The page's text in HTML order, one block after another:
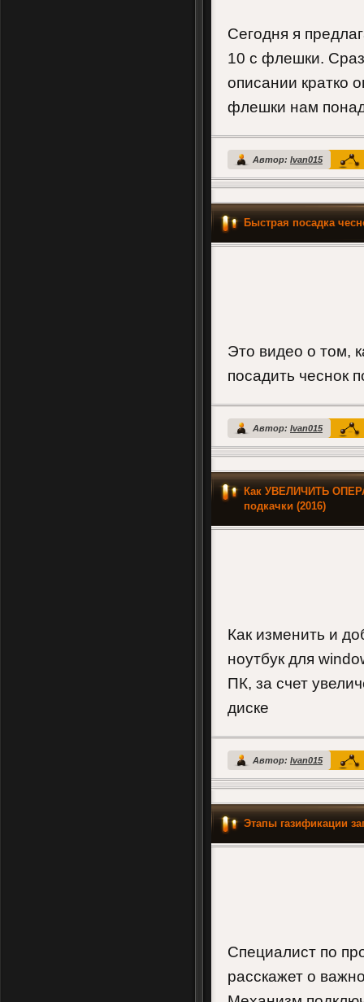
Сегодня я
10 с флешки.
описании кратко
флешки нам
Автор: Ivan015
Быстрая посадка
Это видео о том,
посадить чеснок
Автор: Ivan015
Как УВЕЛИЧИТЬ
подкачки (2016)
Как изменить и
ноутбук для
ПК, за счет
диске
Автор: Ivan015
Этапы газификации
Специалист по
расскажет о